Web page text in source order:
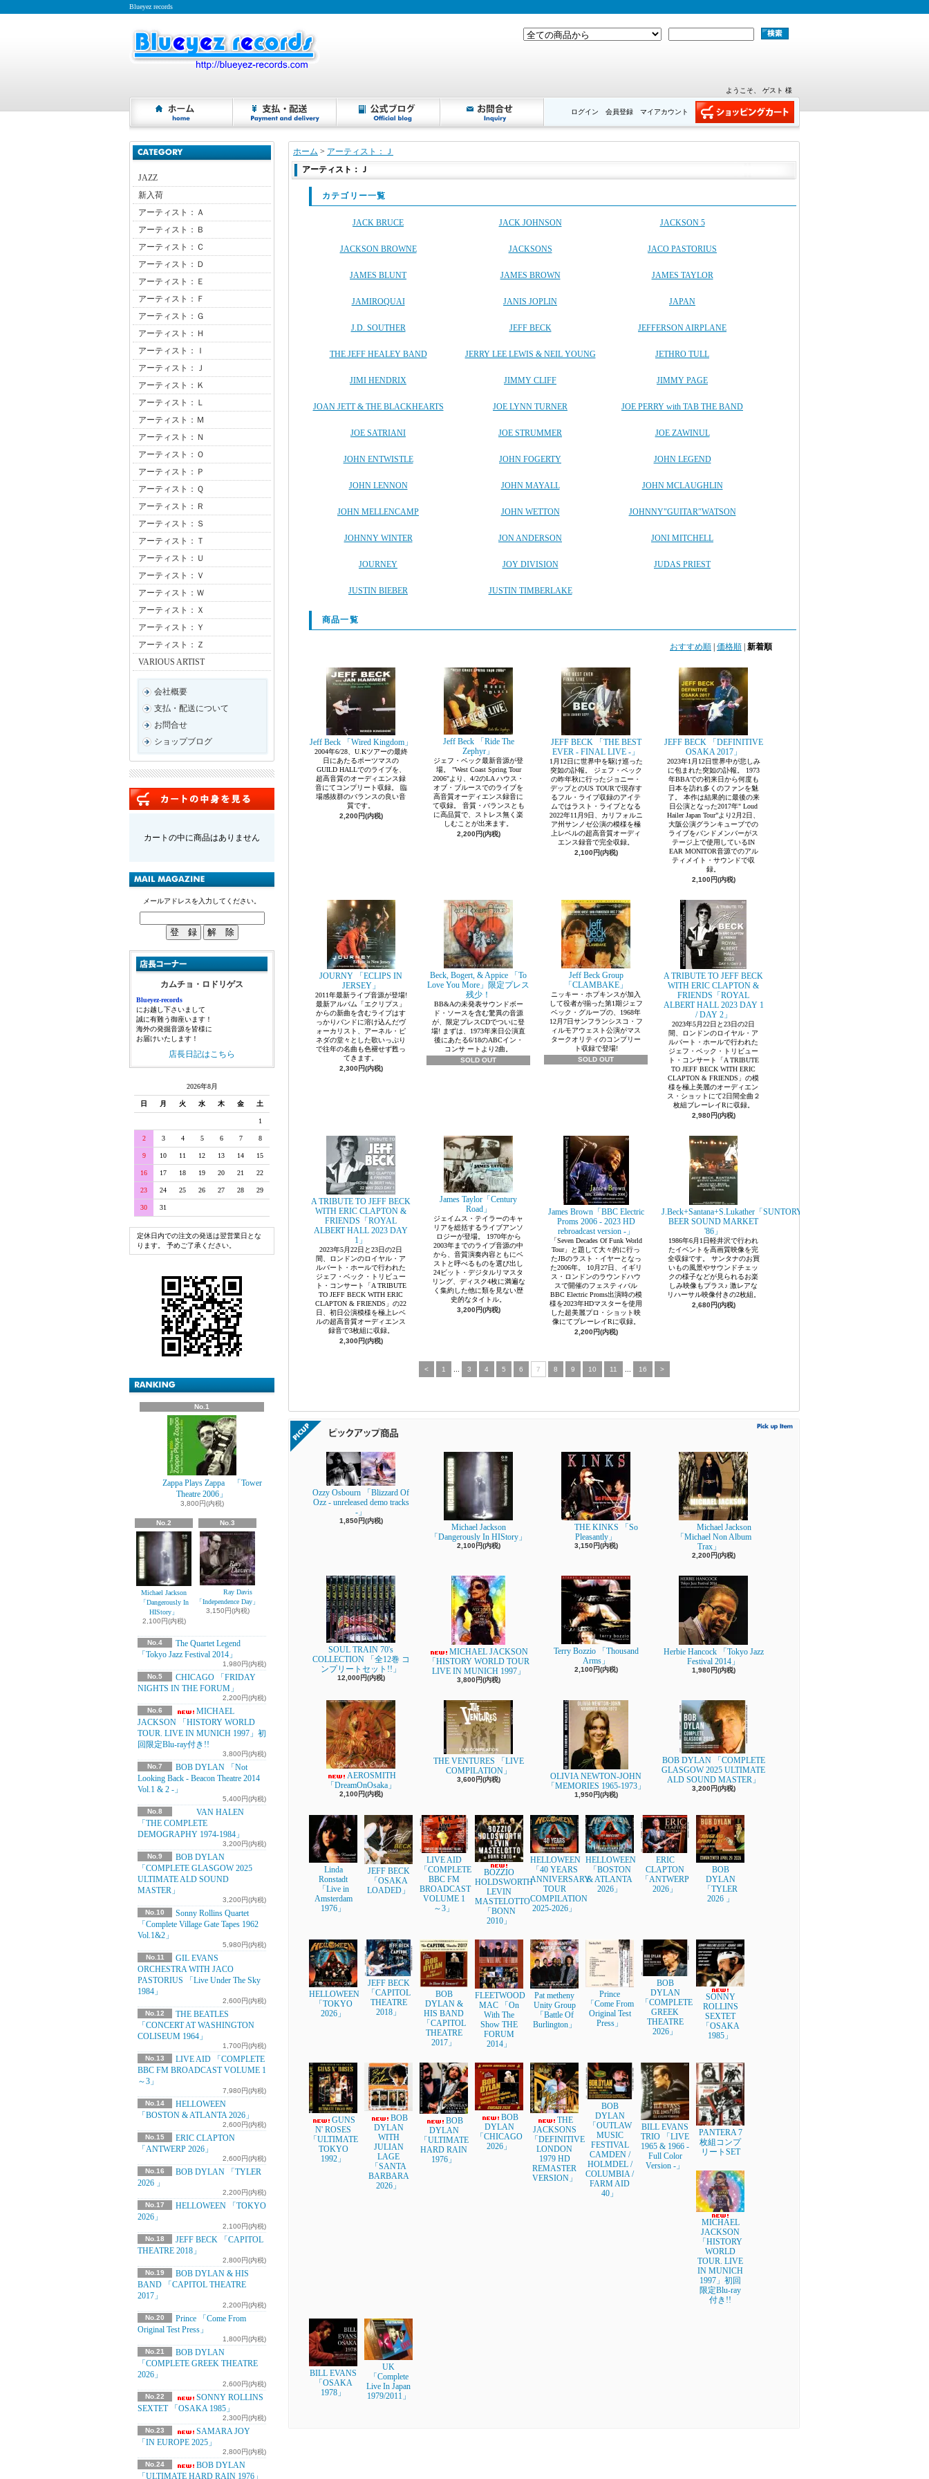
Blueyez records
ようこそ、 ゲスト 様
マイアカウント
会員登録
ログイン
JAZZ
新入荷
アーティスト：Ａ
アーティスト：Ｂ
アーティスト：Ｃ
アーティスト：Ｄ
アーティスト：Ｅ
アーティスト：Ｆ
アーティスト：Ｇ
アーティスト：Ｈ
アーティスト：Ｉ
アーティスト：Ｊ
アーティスト：Ｋ
アーティスト：Ｌ
アーティスト：Ｍ
アーティスト：Ｎ
アーティスト：Ｏ
アーティスト：Ｐ
アーティスト：Ｑ
アーティスト：Ｒ
アーティスト：Ｓ
アーティスト：Ｔ
アーティスト：Ｕ
アーティスト：Ｖ
アーティスト：Ｗ
アーティスト：Ｘ
アーティスト：Ｙ
アーティスト：Ｚ
VARIOUS ARTIST
会社概要
支払・配送について
お問合せ
ショップブログ
カートの中に商品はありません
メールアドレスを入力してください。
カムチョ・ロドリゲス
Blueyez-records
にお越し下さいまして
誠に有難う御座います！
海外の発掘音源を皆様に
お届けいたします！
店長日記はこちら
2026年8月
日 月 火 水 木 金 土
1
2 3 4 5 6 7 8
9 10 11 12 13 14 15
16 17 18 19 20 21 22
23 24 25 26 27 28 29
30 31
定休日内での注文の発送は翌営業日とな
ります。 予めご了承ください。
No.1
Zappa Plays Zappa 「Tower
Theatre 2006」
3,800円(内税)
No.2
Michael Jackson
「Dangerously In
HIStory」
2,100円(内税)
No.3
Ray Davis
「Independence Day」
3,150円(内税)
No.4
The Quartet Legend
「Tokyo Jazz Festival 2014」
1,980円(内税)
No.5
CHICAGO 「FRIDAY
NIGHTS IN THE FORUM」
2,200円(内税)
No.6
MICHAEL
JACKSON 「HISTORY WORLD
TOUR. LIVE IN MUNICH 1997」初
回限定Blu-ray付き!!
3,800円(内税)
No.7
BOB DYLAN 「Not
Looking Back - Beacon Theatre 2014
Vol.1 & 2 -」
5,400円(内税)
No.8
VAN HALEN
「THE COMPLETE
DEMOGRAPHY 1974-1984」
3,200円(内税)
No.9
BOB DYLAN
「COMPLETE GLASGOW 2025
ULTIMATE ALD SOUND
MASTER」
3,200円(内税)
No.10
Sonny Rollins Quartet
「Complete Village Gate Tapes 1962
Vol.1&2」
5,980円(内税)
No.11
GIL EVANS
ORCHESTRA WITH JACO
PASTORIUS 「Live Under The Sky
1984」
2,600円(内税)
No.12
THE BEATLES
「CONCERT AT WASHINGTON
COLISEUM 1964」
1,700円(内税)
No.13
LIVE AID 「COMPLETE
BBC FM BROADCAST VOLUME 1
～3」
7,980円(内税)
No.14
HELLOWEEN
「BOSTON & ATLANTA 2026」
2,600円(内税)
No.15
ERIC CLAPTON
「ANTWERP 2026」
2,600円(内税)
No.16
BOB DYLAN 「TYLER
2026 」
2,200円(内税)
No.17
HELLOWEEN 「TOKYO
2026」
2,100円(内税)
No.18
JEFF BECK 「CAPITOL
THEATRE 2018」
2,800円(内税)
No.19
BOB DYLAN & HIS
BAND 「CAPITOL THEATRE
2017」
2,200円(内税)
No.20
Prince 「Come From
Original Test Press」
1,800円(内税)
No.21
BOB DYLAN
「COMPLETE GREEK THEATRE
2026」
2,600円(内税)
No.22
SONNY ROLLINS
SEXTET 「OSAKA 1985」
2,300円(内税)
No.23
SAMARA JOY
「IN EUROPE 2025」
2,800円(内税)
No.24
BOB DYLAN
「ULTIMATE HARD RAIN 1976」
ホーム > アーティスト：Ｊ
アーティスト：Ｊ
カテゴリー一覧
JACK BRUCE JACK JOHNSON JACKSON 5
JACKSON BROWNE JACKSONS JACO PASTORIUS
JAMES BLUNT JAMES BROWN JAMES TAYLOR
JAMIROQUAI JANIS JOPLIN JAPAN
J.D. SOUTHER JEFF BECK JEFFERSON AIRPLANE
THE JEFF HEALEY BAND JERRY LEE LEWIS & NEIL YOUNG JETHRO TULL
JIMI HENDRIX JIMMY CLIFF JIMMY PAGE
JOAN JETT & THE BLACKHEARTS JOE LYNN TURNER JOE PERRY with TAB THE BAND
JOE SATRIANI JOE STRUMMER JOE ZAWINUL
JOHN ENTWISTLE JOHN FOGERTY JOHN LEGEND
JOHN LENNON JOHN MAYALL JOHN MCLAUGHLIN
JOHN MELLENCAMP JOHN WETTON JOHNNY"GUITAR″WATSON
JOHNNY WINTER JON ANDERSON JONI MITCHELL
JOURNEY JOY DIVISION JUDAS PRIEST
JUSTIN BIEBER JUSTIN TIMBERLAKE
商品一覧
おすすめ順 価格順 新着順
Jeff Beck 「Wired Kingdom」
2004年6/28、U.Kツアーの最終
日にあたるポーツマスの
GUILD HALLでのライブを、
超高音質のオーディエンス録
音にてコンプリート収録。 臨
場感抜群のバランスの良い音
質です。
2,200円(内税)
Jeff Beck 「Ride The
Zephyr」
ジェフ・ベック最新音源が登
場。 "West Coast Spring Tour
2006"より、4/2のLA ハウス・
オブ・ブルースでのライブを
高音質オーディエンス録音に
て収録。 音質・バランスとも
に高品質で、ストレス無く楽
しむことが出来ます。
2,200円(内税)
JEFF BECK 「THE BEST
EVER - FINAL LIVE -」
1月12日に世界中を駆け巡った
突如の訃報。 ジェフ・ベック
の昨年秋に行ったジョニー・
デップとのUS TOURで現存す
るフル・ライブ収録のアイテ
ムではラスト・ライブとなる
2022年11月9日、カリフォルニ
ア州サンノゼ公演の模様を極
上レベルの超高音質オーディ
エンス録音で完全収録。
2,100円(内税)
JEFF BECK 「DEFINITIVE
OSAKA 2017」
2023年1月12日世界中が悲しみ
に包まれた突如の訃報。 1973
年BBAでの初来日から何度も
日本を訪れ多くのファンを魅
了。 本作は結果的に最後の来
日公演となった2017年" Loud
Hailer Japan Tour”より2月2日、
大阪公演グランキューブでの
ライブをバンドメンバーがス
テージ上で使用しているIN
EAR MONITOR音源でのアル
ティメイト・サウンドで収
録。
2,100円(内税)
JOURNY 「ECLIPS IN
JERSEY」
2011年最新ライブ音源が登場!
最新アルバム「エクリプス」
からの新曲を含むライブはす
っかりバンドに溶け込んだヴ
ォーカリスト、アーネル・ピ
ネダの堂々とした歌いっぷり
で往年の名曲も色褪せず甦っ
てきます。
2,300円(内税)
Beck, Bogert, & Appice 「To
Love You More」限定プレス
残少！
BB&Aの未発表サウンドボー
ド・ソースを含む驚異の音源
が、限定プレスCDでついに登
場! まずは、1973年来日公演直
後にあたる6/18のABCイン・
コンサ ートより2曲。
SOLD OUT
Jeff Beck Group
「CLAMBAKE」
ニッキー・ホプキンスが加入
して役者が揃った第1期ジェフ
ベック・グループの、1968年
12月7日サンフランシスコ・フ
ィルモアウェスト公演がマス
タークオリティのコンプリー
ト収録で登場!
SOLD OUT
A TRIBUTE TO JEFF BECK
WITH ERIC CLAPTON &
FRIENDS「ROYAL
ALBERT HALL 2023 DAY 1
/ DAY 2」
2023年5月22日と23日の2日
間、ロンドンのロイヤル・ア
ルバート・ホールで行われた
ジェフ・ベック・トリビュー
ト・コンサート「A TRIBUTE
TO JEFF BECK WITH ERIC
CLAPTON & FRIENDS」の模
様を極上美麗のオーディエン
ス・ショットにて2日間全曲２
枚組ブレーレイRに収録。
2,980円(内税)
A TRIBUTE TO JEFF BECK
WITH ERIC CLAPTON &
FRIENDS「ROYAL
ALBERT HALL 2023 DAY
1」
2023年5月22日と23日の2日
間、ロンドンのロイヤル・ア
ルバート・ホールで行われた
ジェフ・ベック・トリビュー
ト・コンサート「A TRIBUTE
TO JEFF BECK WITH ERIC
CLAPTON & FRIENDS」の22
日、初日公演模様を極上レベ
ルの超高音質オーディエンス
録音で3枚組に収録。
2,300円(内税)
James Taylor「Century
Road」
ジェイムス・テイラーのキャ
リアを総括するライブアンソ
ロジーが登場。 1970年から
2003年までのライブ音源の中
から、音質演奏内容ともにベ
ストと呼べるものを選び出し
24ビット・デジタルリマスタ
リング、ディスク4枚に満遍な
く集約した他に類を見ない歴
史的なタイトル。
3,200円(内税)
James Brown「BBC Electric
Proms 2006 - 2023 HD
rebroadcast version -」
「Seven Decades Of Funk World
Tour」と題して大々的に行っ
たJBのラスト・イヤーとなっ
た2006年。 10月27日、イギリ
ス・ロンドンのラウンドハウ
スで開催のフェスティバル
BBC Electric Proms出演時の模
様を2023年HDマスターを使用
した超美麗プロ・ショット映
像にてブレーレイRに収録。
2,200円(内税)
J.Beck+Santana+S.Lukather「SUNTORY
BEER SOUND MARKET
'86」
1986年6月1日軽井沢で行われ
たイベントを高画質映像を完
全収録です。 サンタナのお買
いもの風景やサウンドチェッ
クの様子などが見られるお楽
しみ映像もプラス♪ 激レアな
リハーサル映像付きの2枚組。
2,680円(内税)
< 1 3 4 5 6 7 8 9 10 11 16 >
Ozzy Osbourn 「Blizzard Of
Ozz - unreleased demo tracks
-」
1,850円(内税)
Michael Jackson
「Dangerously In HIStory」
2,100円(内税)
THE KINKS 「So
Pleasantly」
3,150円(内税)
Michael Jackson
「Michael Non Album
Trax」
2,200円(内税)
SOUL TRAIN 70's
COLLECTION 「全12巻 コ
ンプリートセット!!」
12,000円(内税)
MICHAEL JACKSON
「HISTORY WORLD TOUR
LIVE IN MUNICH 1997」
3,800円(内税)
Terry Bozzio 「Thousand
Arms」
2,100円(内税)
Herbie Hancock 「Tokyo Jazz
Festival 2014」
1,980円(内税)
AEROSMITH
「DreamOnOsaka」
2,100円(内税)
THE VENTURES 「LIVE
COMPILATION」
3,600円(内税)
OLIVIA NEWTON-JOHN
「MEMORIES 1965-1973」
1,950円(内税)
BOB DYLAN 「COMPLETE
GLASGOW 2025 ULTIMATE
ALD SOUND MASTER」
3,200円(内税)
Linda
Ronstadt
「Live in
Amsterdam
1976」
JEFF BECK
「OSAKA
LOADED」
LIVE AID
「COMPLETE
BBC FM
BROADCAST
VOLUME 1
～3」
BOZZIO
HOLDSWORTH
LEVIN
MASTELOTTO
「BONN
2010」
HELLOWEEN
「40 YEARS
ANNIVERSARY
TOUR
COMPILATION
2025-2026」
HELLOWEEN
「BOSTON
& ATLANTA
2026」
ERIC
CLAPTON
「ANTWERP
2026」
BOB
DYLAN
「TYLER
2026 」
HELLOWEEN
「TOKYO
2026」
JEFF BECK
「CAPITOL
THEATRE
2018」
BOB
DYLAN &
HIS BAND
「CAPITOL
THEATRE
2017」
FLEETWOOD
MAC 「On
With The
Show THE
FORUM
2014」
Pat metheny
Unity Group
「Battle Of
Burlington」
Prince
「Come From
Original Test
Press」
BOB
DYLAN
「COMPLETE
GREEK
THEATRE
2026」
SONNY
ROLLINS
SEXTET
「OSAKA
1985」
GUNS
N' ROSES
「ULTIMATE
TOKYO
1992」
BOB
DYLAN
WITH
JULIAN
LAGE
「SANTA
BARBARA
2026」
BOB
DYLAN
「ULTIMATE
HARD RAIN
1976」
BOB
DYLAN
「CHICAGO
2026」
THE
JACKSONS
「DEFINITIVE
LONDON
1979 HD
REMASTER
VERSION」
BOB
DYLAN
「OUTLAW
MUSIC
FESTIVAL
CAMDEN /
HOLMDEL /
COLUMBIA /
FARM AID
40」
BILL EVANS
TRIO 「LIVE
1965 & 1966 -
Full Color
Version -」
PANTERA 7
枚組コンプ
リートSET
MICHAEL
JACKSON
「HISTORY
WORLD
TOUR. LIVE
IN MUNICH
1997」初回
限定Blu-ray
付き!!
BILL EVANS
「OSAKA
1978」
UK
「Complete
Live In Japan
1979/2011」